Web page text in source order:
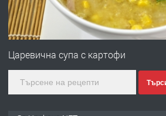
ПРЕДЛАГА
№4120
градската
Царевична супа с картофи